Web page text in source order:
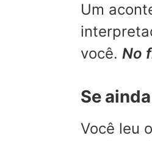
Um
você. No
Se
Você leu